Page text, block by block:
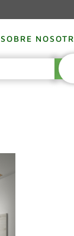
SOBRE